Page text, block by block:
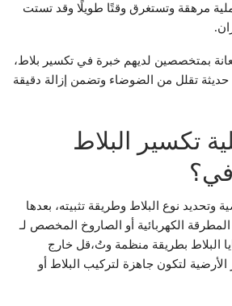
مرهقة وتستغرق وقتًا طويلًا وقد تستت
بمتخصصين لديهم خبرة في تكسير بلاط،
تقلل من الضوضاء وتضمن إزالة دقيقة
تكسير البلاط
وتحديد نوع البلاط وطريقة تثبيته، بعدها
الكهربائية أو الصاروخ المخصص لـ
البلاط بطريقة منظمة وتُ،قل خارج
الأرضية لتكون جاهزة لتركيب البلاط أو